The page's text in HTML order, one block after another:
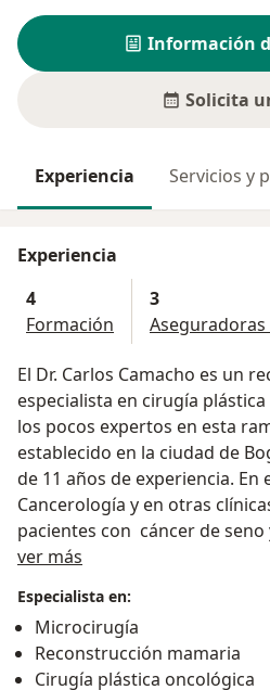
Información
Solicita
Experiencia Servicios y
Experiencia
4
Formación
3
Aseguradoras
El Dr. Carlos Camacho es un
especialista en cirugía
los pocos expertos en esta
establecido en la ciudad de
de 11 años de experiencia.
Cancerología y en otras
pacientes con cáncer de
reconstrucción mamaria y la
diferentes técnicas de cirugía
práctica privada atiende
extranjeros que solicitan
ver más
Especialista en:
Microcirugía
Reconstrucción mamaria
Cirugía plástica oncológica